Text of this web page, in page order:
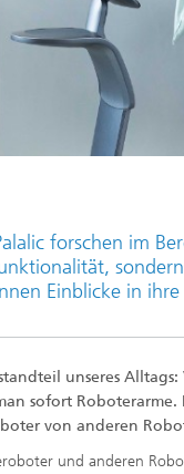
forschen im
Einblicke in
unseres
sofort
von anderen
und anderen